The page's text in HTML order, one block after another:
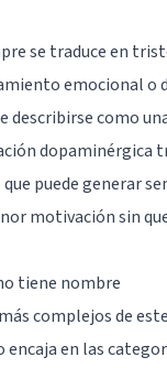
se traduce en
emocional o
describirse como
dopaminérgica
puede generar
motivación sin
tiene nombre
complejos de
encaja en las